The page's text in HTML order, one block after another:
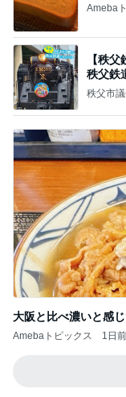
Ameba
【秩
秩父鉄
秩父市
大阪と比べ濃いと感
Amebaトピックス 1日前